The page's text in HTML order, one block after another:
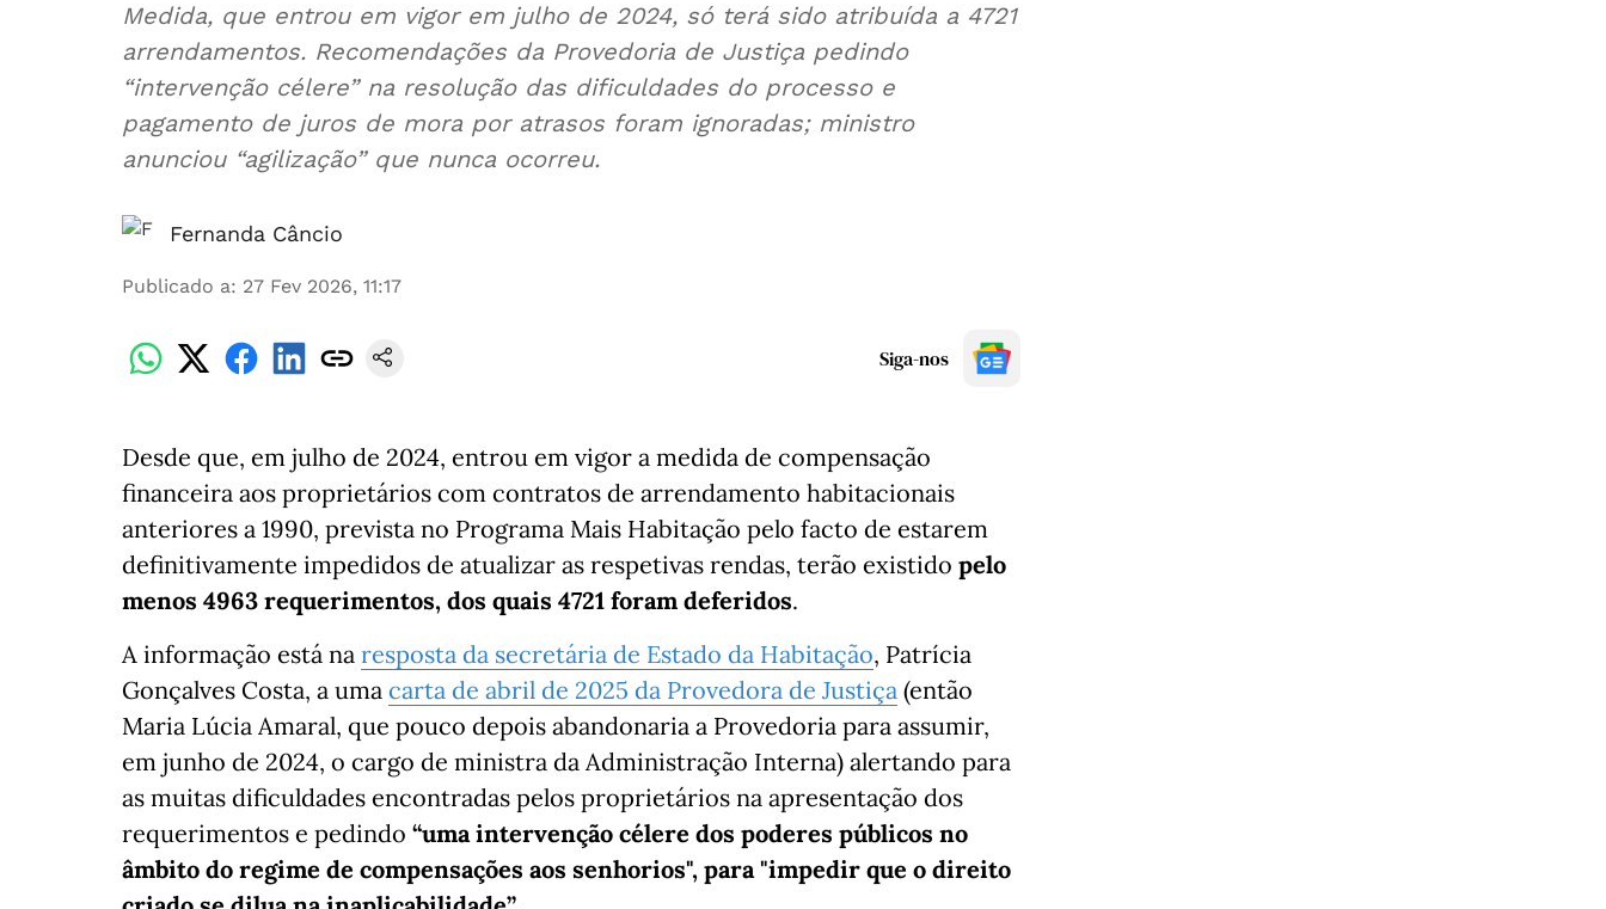
Medida, que entrou em vigor em julho de 2024, só terá sido atribuída a 4721
arrendamentos. Recomendações da Provedoria de Justiça pedindo
“intervenção célere” na resolução das dificuldades do processo e
pagamento de juros de mora por atrasos foram ignoradas; ministro
anunciou “agilização” que nunca ocorreu.
Fernanda Câncio
Publicado a: 27 Fev 2026, 11:17
Siga-nos
Desde que, em julho de 2024, entrou em vigor a medida de compensação
financeira aos proprietários com contratos de arrendamento habitacionais
anteriores a 1990, prevista no Programa Mais Habitação pelo facto de estarem
definitivamente impedidos de atualizar as respetivas rendas, terão existido pelo
menos 4963 requerimentos, dos quais 4721 foram deferidos.
A informação está na resposta da secretária de Estado da Habitação, Patrícia
Gonçalves Costa, a uma carta de abril de 2025 da Provedora de Justiça (então
Maria Lúcia Amaral, que pouco depois abandonaria a Provedoria para assumir,
em junho de 2024, o cargo de ministra da Administração Interna) alertando para
as muitas dificuldades encontradas pelos proprietários na apresentação dos
requerimentos e pedindo “uma intervenção célere dos poderes públicos no
âmbito do regime de compensações aos senhorios", para "impedir que o direito